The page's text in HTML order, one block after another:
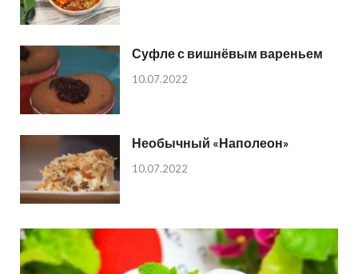
Суфле с вишнёвым вареньем
10.07.2022
Необычный «Наполеон»
10.07.2022